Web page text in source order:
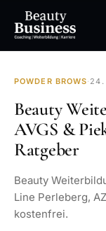
POWDER BROWS· 24.
Beauty
AVGS &
Ratgeber
Beauty
Line Perleberg,
kostenfrei.